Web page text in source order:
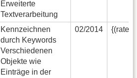
Erweiterte
Textverarbeitung
Kennzeichnen
durch Keywords
Verschiedenen
Objekte wie
Einträge in der
02/2014